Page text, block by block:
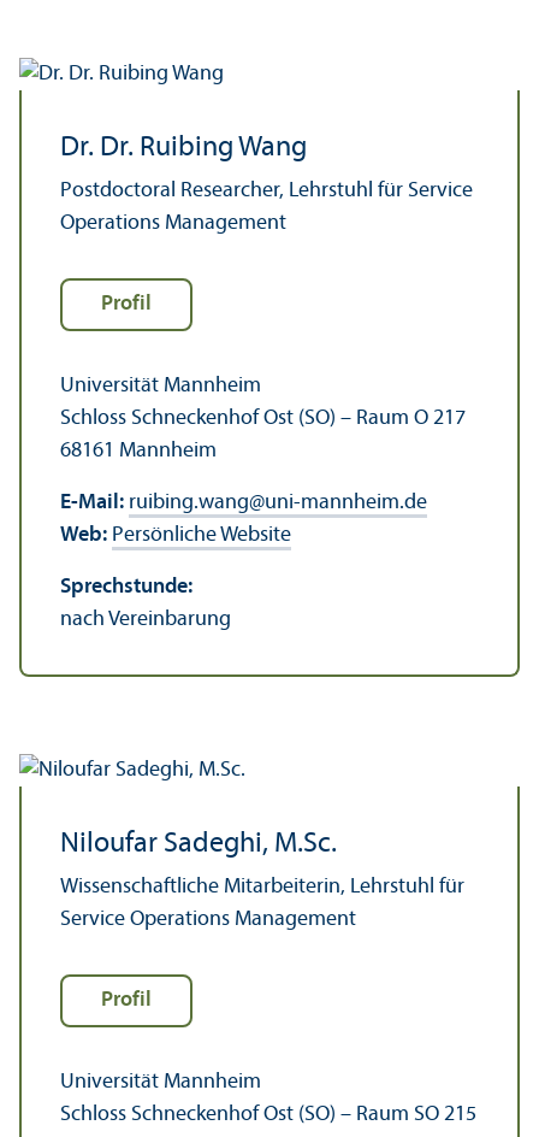
Dr. Dr. Ruibing Wang
Postdoctoral Researcher, Lehr­stuhl für Service
Operations Management
Profil
Universität Mannheim
Schloss Schneckenhof Ost (SO) – Raum O 217
68161 Mannheim
E-Mail: ruibing.wang@uni-mannheim.de
Web: Persönliche Website
Sprechstunde:
nach Vereinbarung
Niloufar Sadeghi, M.Sc.
Wissenschaft­liche Mitarbeiterin, Lehr­stuhl für
Service Operations Management
Profil
Universität Mannheim
Schloss Schneckenhof Ost (SO) – Raum SO 215